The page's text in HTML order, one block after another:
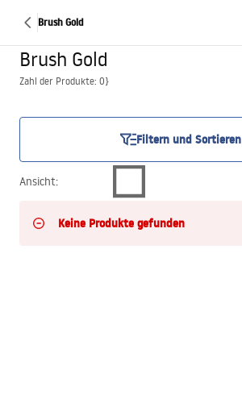
Brush Gold
Brush Gold
Zahl der Produkte: 0}
Filtern und Sortieren
Ansicht:
Keine Produkte gefunden